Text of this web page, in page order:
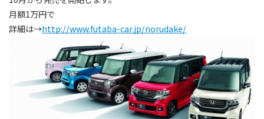
月額1万円で
詳細は→http://www.futaba-car.jp/norudake/